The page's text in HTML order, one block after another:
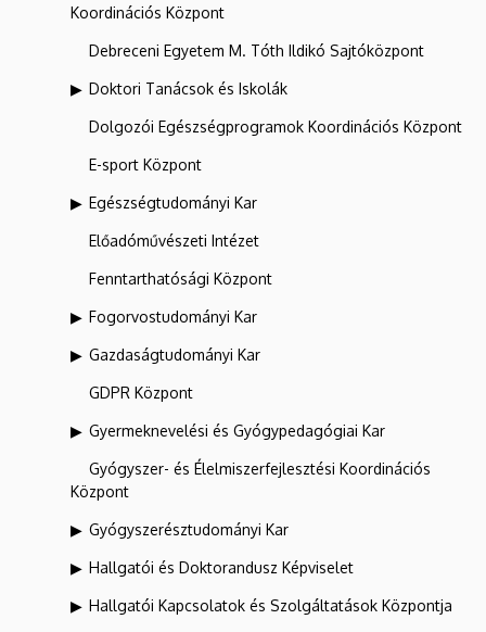
Koordinációs Központ
Debreceni Egyetem M. Tóth Ildikó Sajtóközpont
Doktori Tanácsok és Iskolák
Dolgozói Egészségprogramok Koordinációs Központ
E-sport Központ
Egészségtudományi Kar
Előadóművészeti Intézet
Fenntarthatósági Központ
Fogorvostudományi Kar
Gazdaságtudományi Kar
GDPR Központ
Gyermeknevelési és Gyógypedagógiai Kar
Gyógyszer- és Élelmiszerfejlesztési Koordinációs
Központ
Gyógyszerésztudományi Kar
Hallgatói és Doktorandusz Képviselet
Hallgatói Kapcsolatok és Szolgáltatások Központja